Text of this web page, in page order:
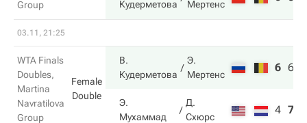
Group
Кудерметова
Мертенс
03.11, 21:25
WTA Finals
Doubles,
Martina
Navratilova
Group
Female
Double
В.
Кудерметова
Э.
Мертенс
6 6
Э.
Мухаммад
Д.
Схюрс
4 7